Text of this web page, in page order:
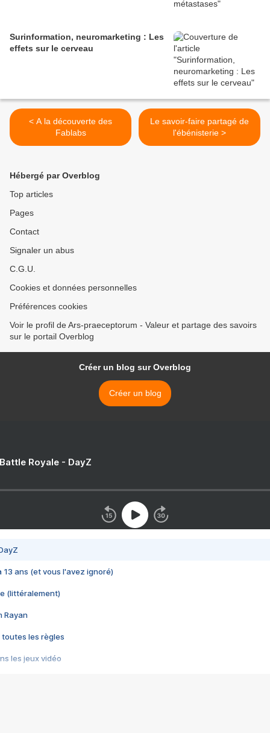
Surinformation, neuromarketing : Les
effets sur le cerveau
< A la découverte des
Fablabs
Le savoir-faire partagé de
l'ébénisterie >
Hébergé par Overblog
Top articles
Pages
Contact
Signaler un abus
C.G.U.
Cookies et données personnelles
Préférences cookies
Voir le profil de Ars-praeceptorum - Valeur et partage des savoirs
sur le portail Overblog
Créer un blog sur Overblog
Créer un blog
Royale - DayZ
13 ans (et vous l'avez ignoré)
(littéralement)
Rayan
toutes les règles
les jeux vidéo